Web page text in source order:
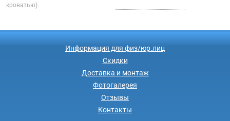
кроватью)
Информация для физ/юр.лиц
Скидки
Доставка и монтаж
Фотогалерея
Отзывы
Контакты